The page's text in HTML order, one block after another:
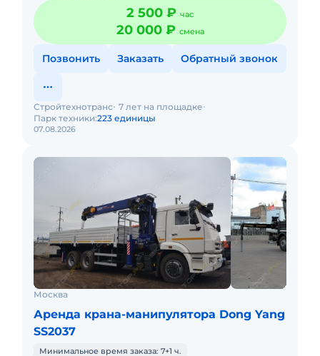
2 500 ₽ час
20 000 ₽ смена
Позвонить Заказать Обратный звонок
07.08.2026
Стройтехнотранс 7 лет на площадке
Парк техники:223 единицы
Москва
Аренда крана-манипулятора Dong Yang
SS2037
Минимальное время заказа: 7+1 ч.